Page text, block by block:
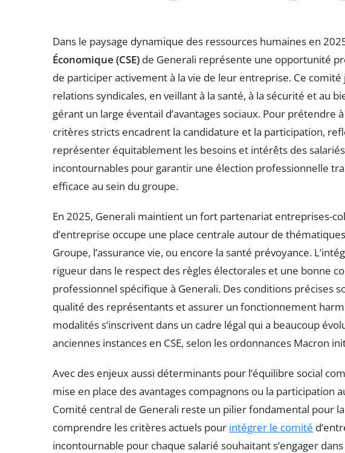
Dans le paysage dynamique des ressources humaines en
Économique (CSE) de Generali représente une opportunité
de participer activement à la vie de leur entreprise. Ce
relations syndicales, en veillant à la santé, à la sécurité et au
gérant un large éventail d’avantages sociaux. Pour prétendre
critères stricts encadrent la candidature et la participation,
représenter équitablement les besoins et intérêts des
incontournables pour garantir une élection professionnelle
efficace au sein du groupe.
En 2025, Generali maintient un fort partenariat entreprises-
d’entreprise occupe une place centrale autour de
Groupe, l’assurance vie, ou encore la santé prévoyance.
rigueur dans le respect des règles électorales et une bonne
professionnel spécifique à Generali. Des conditions précises
qualité des représentants et assurer un fonctionnement
modalités s’inscrivent dans un cadre légal qui a beaucoup
anciennes instances en CSE, selon les ordonnances Macron
Avec des enjeux aussi déterminants pour l’équilibre social
mise en place des avantages compagnons ou la participation
Comité central de Generali reste un pilier fondamental pour
comprendre les critères actuels pour intégrer le comité
incontournable pour chaque salarié souhaitant s’engager